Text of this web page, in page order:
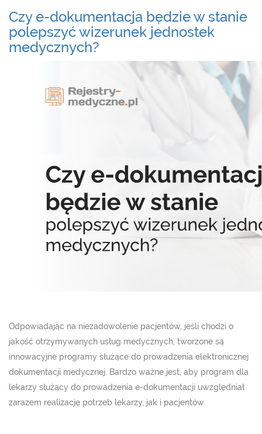
Czy e-dokumentacja będzie w stanie
polepszyć wizerunek jednostek
medycznych?
Odpowiadając na niezadowolenie pacjentów, jeśli chodzi o
jakość otrzymywanych usług medycznych, tworzone są
innowacyjne programy służące do prowadzenia elektronicznej
dokumentacji medycznej. Bardzo ważne jest, aby program dla
lekarzy służący do prowadzenia e-dokumentacji uwzględniał
zarazem realizację potrzeb lekarzy, jak i pacjentów.